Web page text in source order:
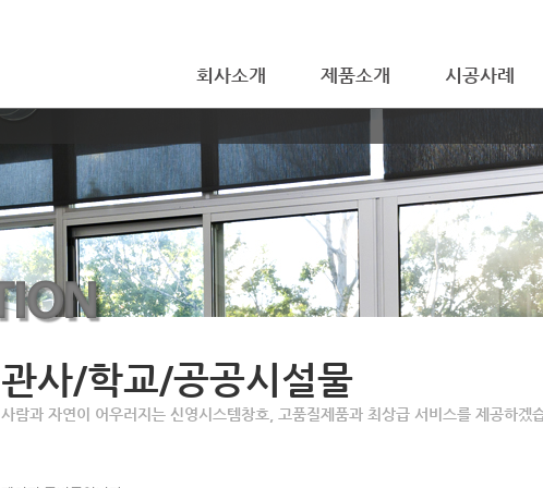
회사소개 제품소개 시공사례
관사/학교/공공시설물
사람과 자연이 어우러지는 신영시스템창호, 고품질제품과 최상급 서비스를 제공하겠